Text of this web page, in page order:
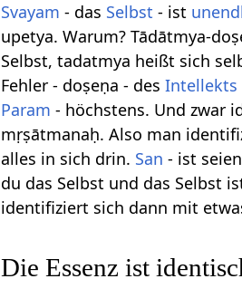
Svayam - das Selbst - ist
upetya. Warum? Tādātmya-
Selbst, tadatmya heißt sich
Fehler - doṣeṇa - desIntellekts
Param - höchstens. Und zwar
mṛṣātmanaḥ. Also man
alles in sich drin. San - ist
du das Selbst und das Selbst
identifiziert sich dann mit
Die Essenz ist